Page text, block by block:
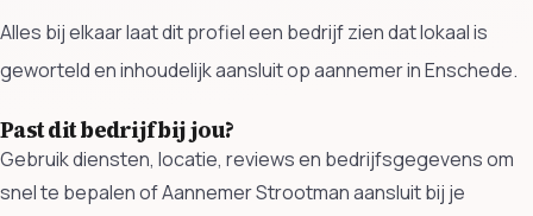
Alles bij elkaar laat dit profiel een bedrijf zien dat lokaal is
geworteld en inhoudelijk aansluit op aannemer in Enschede.
Past dit bedrijf bij jou?
Gebruik diensten, locatie, reviews en bedrijfsgegevens om
snel te bepalen of Aannemer Strootman aansluit bij je